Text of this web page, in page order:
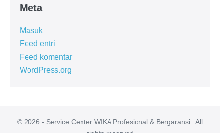
Meta
Masuk
Feed entri
Feed komentar
WordPress.org
© 2026 - Service Center WIKA Profesional & Bergaransi | All